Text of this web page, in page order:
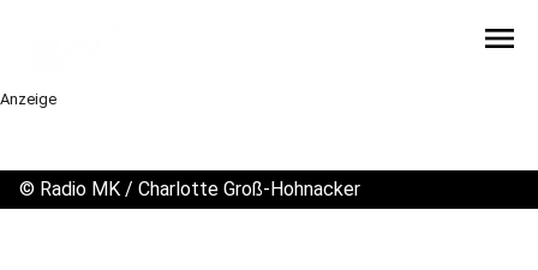
menu
Anzeige
© Radio MK / Charlotte Groß-Hohnacker